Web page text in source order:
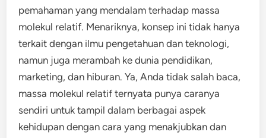
pemahaman yang mendalam terhadap massa
molekul relatif. Menariknya, konsep ini tidak hanya
terkait dengan ilmu pengetahuan dan teknologi,
namun juga merambah ke dunia pendidikan,
marketing, dan hiburan. Ya, Anda tidak salah baca,
massa molekul relatif ternyata punya caranya
sendiri untuk tampil dalam berbagai aspek
kehidupan dengan cara yang menakjubkan dan